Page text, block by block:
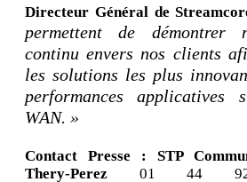
Directeur Général de
permettent de démontrer
continu envers nos clients
les solutions les plus
performances applicatives
WAN. »
Contact Presse : STP
Thery-Perez 01 44